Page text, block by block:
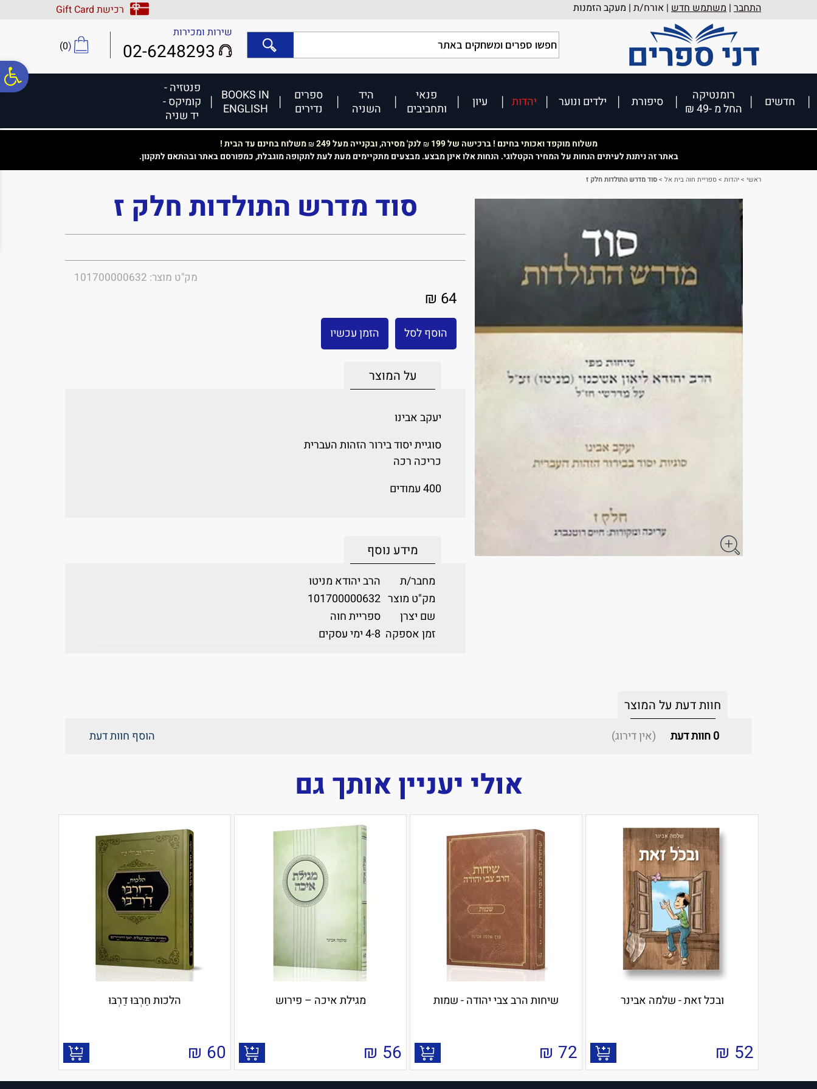
נגישות
אתר
המרכזי
התחבר | משתמש חדש | אורח/ת | מעקב הזמנות
רכישת Gift Card
שירות ומכירות
02-6248293
(
0
)
חדשים
רומנטיקה
החל מ -49 ₪
סיפורת ילדים ונוער יהדות עיון
פנאי
ותחביבים
היד
השניה
ספרים
נדירים
BOOKS IN
ENGLISH
פנטזיה -
קומיקס -
יד שניה
משלוח מוקפד ואכותי בחינם ! ברכישה של 199 ₪ לנק' מסירה, ובקנייה מעל 249 ₪משלוח בחינם עד הבית !
באתר זה ניתנת לעיתים הנחות על המחיר הקטלוגי. הנחות אלו אינן מבצע. מבצעים מתקיימים מעת לעת לתקופה מוגבלת, כמפורסם באתר ובהתאם לתקנון.
ראשי >יהדות >ספריית חוה בית אל >סוד מדרש התולדות חלק ז
סוד מדרש התולדות חלק ז
מק"ט מוצר: 101700000632
64 ₪
הוסף לסל הזמן עכשיו
על המוצר
יעקב אבינו
סוגיית יסוד בירור הזהות העברית
כריכה רכה
400 עמודים
מידע נוסף
מחבר/ת
הרב יהודא מניטו
מק"ט מוצר 101700000632
שם יצרן
ספריית חוה
זמן אספקה 4-8 ימי עסקים
חוות דעת על המוצר
0חוות דעת (אין דירוג) הוסף חוות דעת
אולי יעניין אותך גם
ובכל זאת - שלמה אבינר
52
₪
שיחות הרב צבי יהודה - שמות
72
₪
מגילת איכה – פירוש
56
₪
הלכות חַרְבּוּ דַרְבּוּ
60
₪